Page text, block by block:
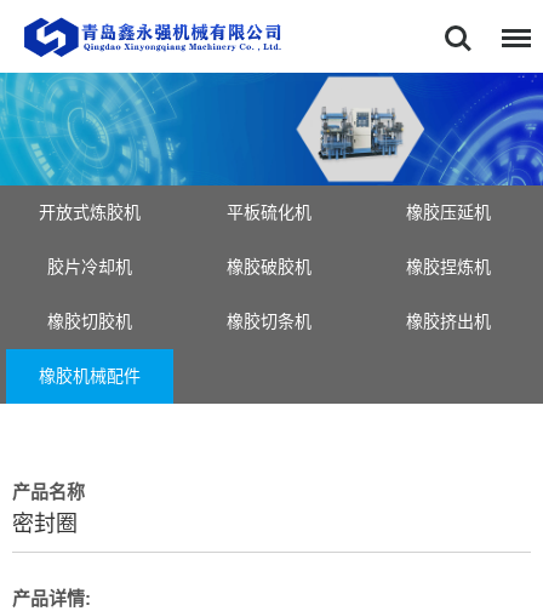
开放式炼胶机 平板硫化机 橡胶压延机
胶片冷却机 橡胶破胶机 橡胶捏炼机
橡胶切胶机 橡胶切条机 橡胶挤出机
橡胶机械配件
产品名称
密封圈
产品详情:
首页
关于我们
企业风采
产品中心
新闻资讯
服务中心